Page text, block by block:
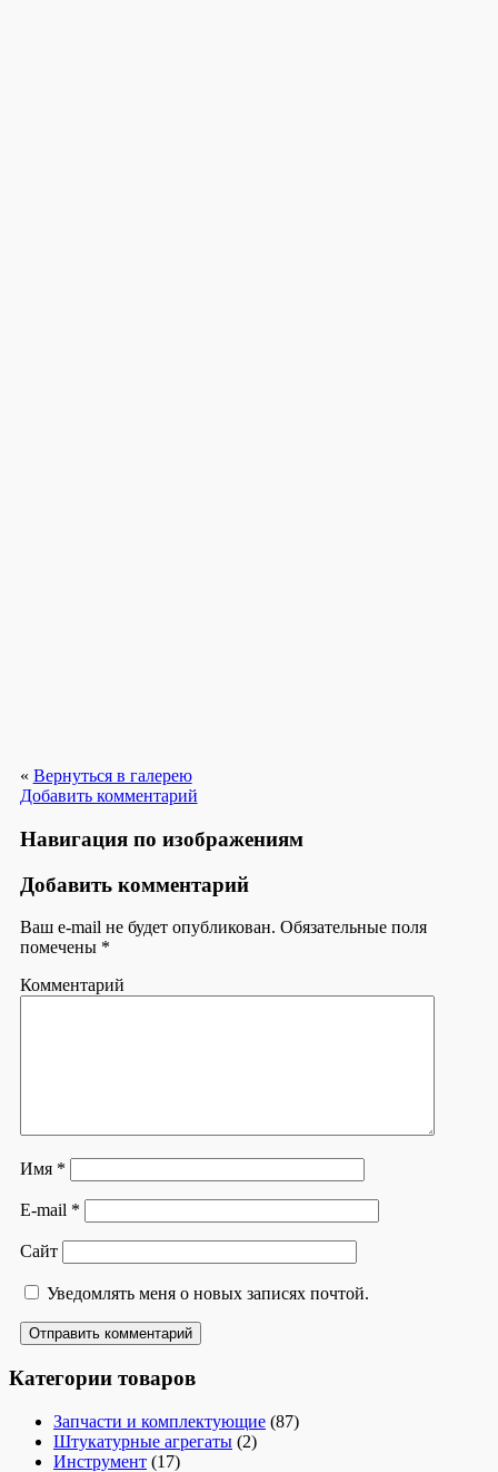
« Вернуться в галерею
Добавить комментарий
Навигация по изображениям
Добавить комментарий
Ваш e-mail не будет опубликован. Обязательные поля
помечены *
Комментарий
Имя *
E-mail *
Сайт
Уведомлять меня о новых записях почтой.
Категории товаров
Запчасти и комплектующие (87)
Штукатурные агрегаты (2)
Инструмент (17)